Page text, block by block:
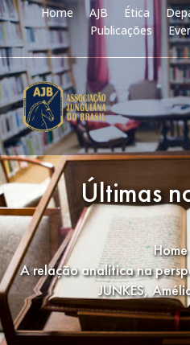
Home AJB Ética
Publicações
Últimas
Home
A relação analítica na
JUNKES,